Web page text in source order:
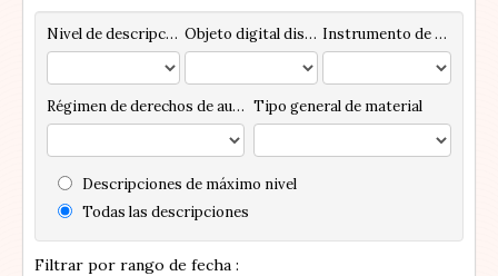
Nivel de descripción Objeto digital disponibles Instrumento de descripción
Régimen de derechos de autor Tipo general de material
Descripciones de máximo nivel
Todas las descripciones
Filtrar por rango de fecha :